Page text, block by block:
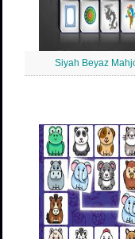
Siyah Beyaz